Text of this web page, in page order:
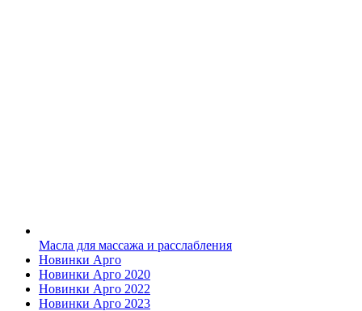
Масла для массажа и расслабления
Новинки Арго
Новинки Арго 2020
Новинки Арго 2022
Новинки Арго 2023